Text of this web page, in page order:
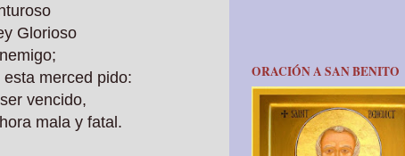
Glorioso
merced pido:
vencido,
mala y fatal.
ORACIÓN A SAN BENITO